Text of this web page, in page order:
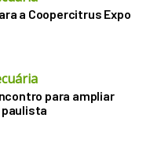
a Coopercitrus Expo
para ampliar